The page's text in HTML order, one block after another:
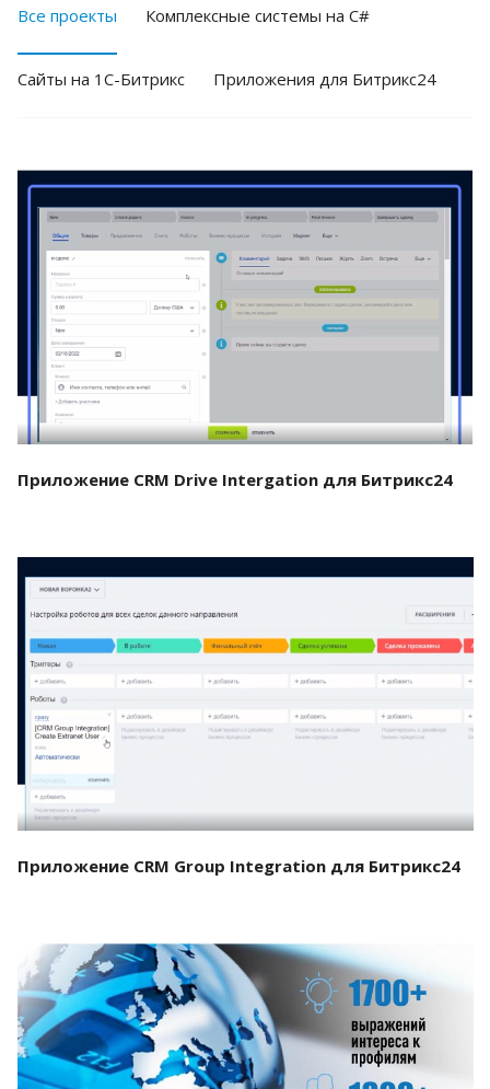
Все проекты Комплексные системы на C#
Cайты на 1С-Битрикс Приложения для Битрикс24
Смотреть проект
Приложение CRM Drive Intergation для Битрикс24
Смотреть проект
Приложение CRM Group Integration для Битрикс24